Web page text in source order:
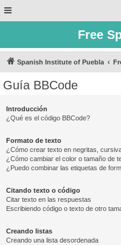
Free
Spanish Institute of Puebla
Guía BBCode
Introducción
¿Qué es el código BBCode?
Formato de texto
¿Cómo crear texto en negritas,
¿Cómo cambiar el color o tamaño de
¿Puedo combinar las etiquetas de
Citando texto o código
Citar texto en las respuestas
Escribiendo código o texto de otro
Creando listas
Creando una lista desordenada